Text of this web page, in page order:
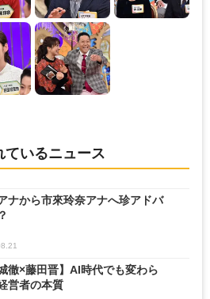
ているニュース
ナから市來玲奈アナへ珍アドバ
城徹×藤田晋】AI時代でも変わら
営者の本質